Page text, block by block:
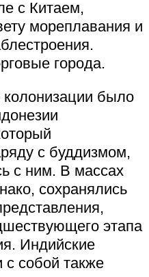
с Китаем,
мореплавания и
города.
колонизации было
с буддизмом,
с ним. В массах
сохранялись
этапа
Индийские
с собой также